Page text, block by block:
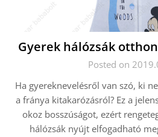
Gyerek hálózsák
Posted on
Ha gyereknevelésről van szó, ki
a fránya kitakarózásról? Ez a
okoz bosszúságot, ezért
hálózsák nyújt elfogadható